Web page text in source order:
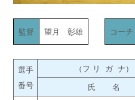
監督 望月 彰雄 コーチ
選手
番号
（フ リ ガ ナ）
氏 名